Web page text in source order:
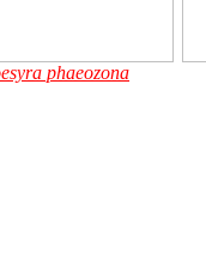
phaeozona